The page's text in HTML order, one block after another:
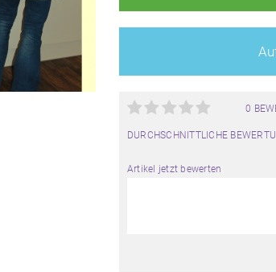
0
DURCHSCHNITTLICHE
Artikel jetzt bewerten